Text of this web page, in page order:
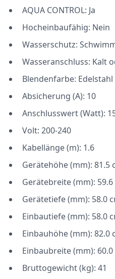
AQUA CONTROL: Ja
Hocheinbaufähig: Nein
Wasserschutz:
Wasseranschluss: Kalt
Blendenfarbe: Edelstahl
Absicherung (A): 10
Anschlusswert (Watt):
Volt: 200-240
Kabellänge (m): 1.6
Gerätehöhe (mm): 81.5
Gerätebreite (mm): 59.6
Gerätetiefe (mm): 58.0
Einbautiefe (mm): 58.0
Einbauhöhe (mm): 82.0
Einbaubreite (mm): 60.0
Bruttogewicht (kg): 41